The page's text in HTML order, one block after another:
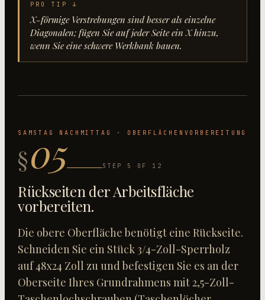
PRO TIP ↓
X-förmige Verstrebungen sind besser als einzelne
Diagonalen; fügen Sie auf jeder Seite ein X hinzu,
wenn Sie eine schwere Werkbank bauen.
SAMSTAG NACHMITTAG · OBERFLÄCHENVORBEREITUNG
§05 STEP 5 OF 12
Rückseiten der Arbeitsfläche
vorbereiten.
Die obere Oberfläche benötigt eine Rückseite.
Schneiden Sie ein Stück 3/4-Zoll-Sperrholz
auf 48x24 Zoll zu und befestigen Sie es an der
Oberseite Ihres Grundrahmens mit 2,5-Zoll-